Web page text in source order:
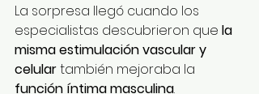
La sorpresa llegó cuando los
especialistas descubrieron que la
misma estimulación vascular y
celular también mejoraba la
función íntima masculina.